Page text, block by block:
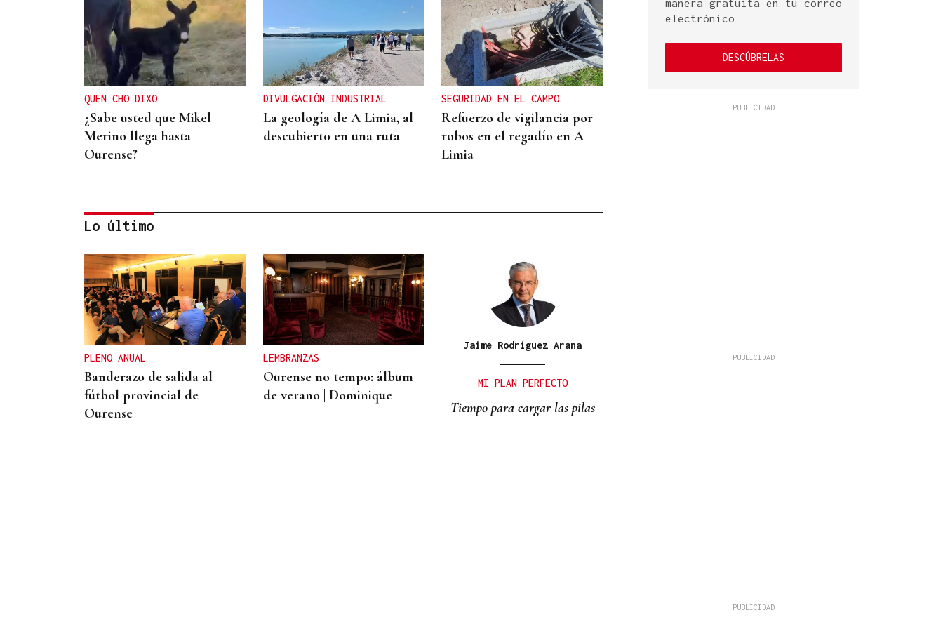
QUEN CHO DIXO
¿Sabe usted que Mikel
Merino llega hasta
Ourense?
DIVULGACIÓN INDUSTRIAL
La geología de A Limia, al
descubierto en una ruta
SEGURIDAD EN EL CAMPO
Refuerzo de vigilancia por
robos en el regadío en A
Limia
CONTROL DE POBOACIÓN
A Limia, “zona cero” para o
censo das aves galegas
Lo último
PLENO ANUAL
Banderazo de salida al
fútbol provincial de
Ourense
LEMBRANZAS
Ourense no tempo: álbum
de verano | Dominique
Jaime Rodríguez Arana
MI PLAN PERFECTO
Tiempo para cargar las pilas
manera gratuita en tu correo
electrónico
DESCÚBRELAS